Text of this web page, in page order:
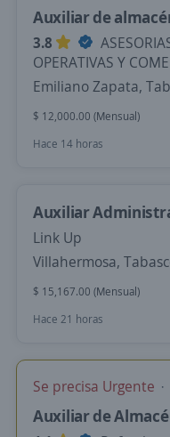
Auxiliar de
3.8
OPERATIVAS Y
Emiliano Zapata,
$ 12,000.00 (Mensual)
Hace 14 horas
Auxiliar
Link Up
Villahermosa,
$ 15,167.00 (Mensual)
Hace 21 horas
Se precisa Urgente
Auxiliar de